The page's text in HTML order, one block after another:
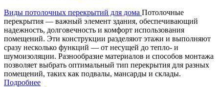
Виды потолочных перекрытий для дома Потолочные
перекрытия — важный элемент здания, обеспечивающий
надежность, долговечность и комфорт использования
помещений. Эти конструкции разделяют этажи и выполняют
сразу несколько функций — от несущей до тепло- и
шумоизоляции. Разнообразие материалов и способов монтажа
позволяет выбрать оптимальный тип перекрытия для разных
помещений, таких как подвалы, мансарды и склады.
Подробнее